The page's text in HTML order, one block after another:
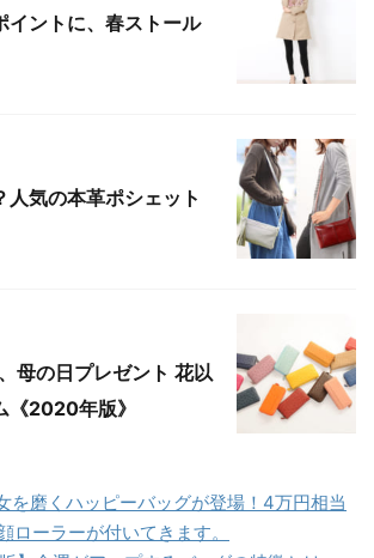
イントに、春ストール
人気の本革ポシェット
母の日プレゼント 花以
《2020年版》
を磨くハッピーバッグが登場！4万円相当
ローラーが付いてきます。